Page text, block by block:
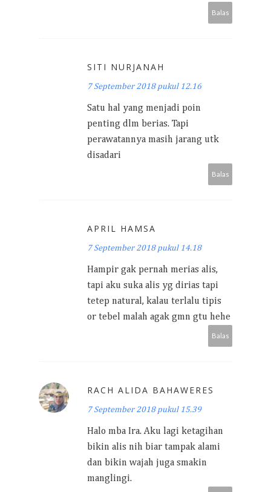
Balas
SITI NURJANAH
7 September 2018 pukul 12.16
Satu hal yang menjadi poin
penting dlm berias. Tapi
perawatannya masih jarang utk
disadari
Balas
APRIL HAMSA
7 September 2018 pukul 14.18
Hampir gak pernah merias alis,
tapi aku suka alis yg dirias tapi
tetep natural, kalau terlalu tipis
or tebel malah agak gmn gtu hehe
Balas
RACH ALIDA BAHAWERES
7 September 2018 pukul 15.39
Halo mba Ira. Aku lagi ketagihan
bikin alis nih biar tampak alami
dan bikin wajah juga smakin
manglingi.